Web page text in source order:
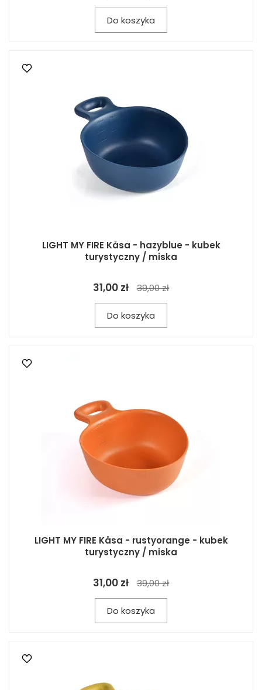
Do koszyka
LIGHT MY FIRE Kåsa - hazyblue - kubek
turystyczny / miska
31,00 zł 39,00 zł
Do koszyka
LIGHT MY FIRE Kåsa - rustyorange - kubek
turystyczny / miska
31,00 zł 39,00 zł
Do koszyka